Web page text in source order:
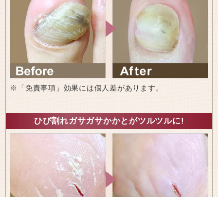
※「免責事項」効果には個人差があります。
ひび割れガサガサかかとがツルツルに!